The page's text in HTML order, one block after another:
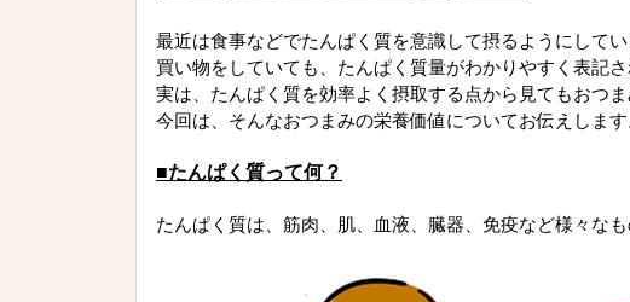
最近は食事などでたんぱく質を意識して摂るようにして
買い物をしていても、たんぱく質量がわかりやすく表記
実は、たんぱく質を効率よく摂取する点から見てもおつ
今回は、そんなおつまみの栄養価値についてお伝えします
■たんぱく質って何？
たんぱく質は、筋肉、肌、血液、臓器、免疫など様々な